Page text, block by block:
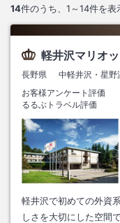
14件のうち、 1～14件を表
軽井沢マリオ
長野県 中軽井沢・星野
お客様アンケート評価
るるぶトラベル評価
軽井沢で初めての外資
しさを大切にした空間